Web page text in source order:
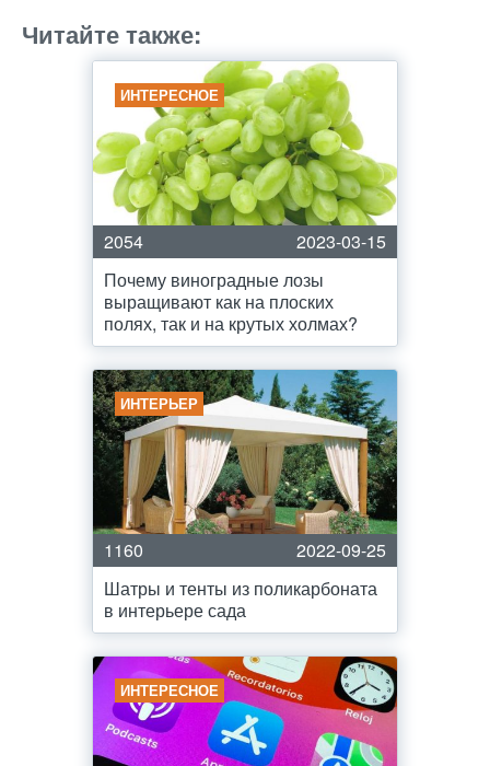
Читайте также:
ИНТЕРЕСНОЕ
2054
2023-03-15
Почему виноградные лозы
выращивают как на плоских
полях, так и на крутых холмах?
ИНТЕРЬЕР
1160
2022-09-25
Шатры и тенты из поликарбоната
в интерьере сада
ИНТЕРЕСНОЕ